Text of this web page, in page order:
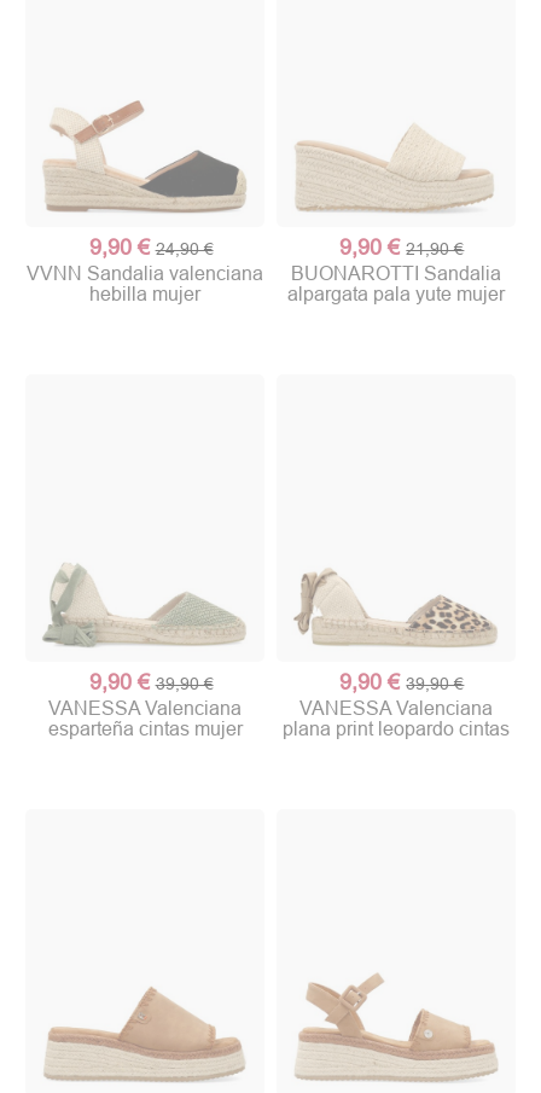
9,90 € 24,90 €
VVNN Sandalia valenciana
hebilla mujer
9,90 € 21,90 €
BUONAROTTI Sandalia
alpargata pala yute mujer
9,90 € 39,90 €
VANESSA Valenciana
esparteña cintas mujer
9,90 € 39,90 €
VANESSA Valenciana
plana print leopardo cintas